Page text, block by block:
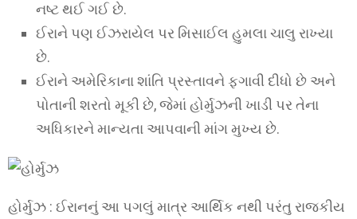
નષ્ટ થઈ ગઈ છે.
ઈરાને પણ ઈઝરાયેલ પર મિસાઈલ હુમલા ચાલુ રાખ્યા
છે.
ઈરાને અમેરિકાના શાંતિ પ્રસ્તાવને ફગાવી દીધો છે અને
પોતાની શરતો મૂકી છે, જેમાં હોર્મુઝની ખાડી પર તેના
અધિકારને માન્યતા આપવાની માંગ મુખ્ય છે.
હોર્મુઝ : ઈરાનનું આ પગલું માત્ર આર્થિક નથી પરંતુ રાજકીય